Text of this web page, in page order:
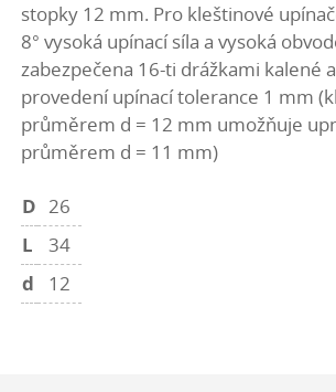
stopky 12 mm. Pro kleštinové
8° vysoká upínací síla a vysoká
zabezpečena 16-ti drážkami kalené
provedení upínací tolerance 1 mm
průměrem d = 12 mm umožňuje
průměrem d = 11 mm)
D 26
L
34
d
12